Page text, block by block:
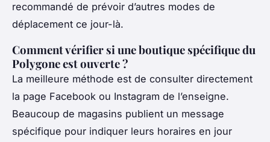
recommandé de prévoir d’autres modes de
déplacement ce jour-là.
Comment vérifier si une boutique spécifique du
Polygone est ouverte ?
La meilleure méthode est de consulter directement
la page Facebook ou Instagram de l’enseigne.
Beaucoup de magasins publient un message
spécifique pour indiquer leurs horaires en jour